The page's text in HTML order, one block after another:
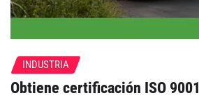
INDUSTRIA
Obtiene certificación ISO 9001